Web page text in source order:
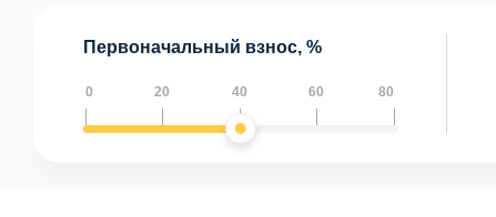
Первоначальный взнос, %
0 20 40 60 80